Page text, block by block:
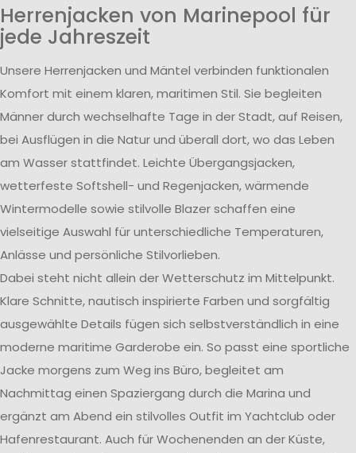
Herrenjacken von Marinepool für
jede Jahreszeit
Unsere Herrenjacken und Mäntel verbinden funktionalen
Komfort mit einem klaren, maritimen Stil. Sie begleiten
Männer durch wechselhafte Tage in der Stadt, auf Reisen,
bei Ausflügen in die Natur und überall dort, wo das Leben
am Wasser stattfindet. Leichte Übergangsjacken,
wetterfeste Softshell- und Regenjacken, wärmende
Wintermodelle sowie stilvolle Blazer schaffen eine
vielseitige Auswahl für unterschiedliche Temperaturen,
Anlässe und persönliche Stilvorlieben.
Dabei steht nicht allein der Wetterschutz im Mittelpunkt.
Klare Schnitte, nautisch inspirierte Farben und sorgfältig
ausgewählte Details fügen sich selbstverständlich in eine
moderne maritime Garderobe ein. So passt eine sportliche
Jacke morgens zum Weg ins Büro, begleitet am
Nachmittag einen Spaziergang durch die Marina und
ergänzt am Abend ein stilvolles Outfit im Yachtclub oder
Hafenrestaurant. Auch für Wochenenden an der Küste,